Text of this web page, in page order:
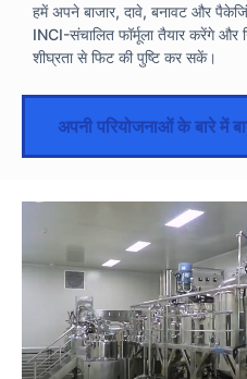
हमें अपने बाजार, दावे, बनावट और
INCI-संचालित फॉर्मूला तैयार करेंगे
शीघ्रता से फिट की पुष्टि कर सकें।
अपनी परियोजनाओं के बारे में